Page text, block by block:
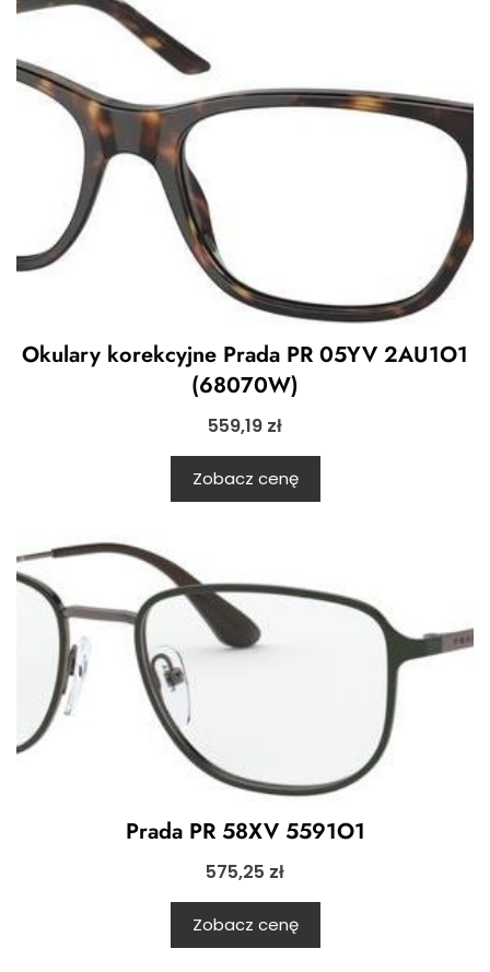
Okulary korekcyjne Prada PR 05YV 2AU1O1
(68070W)
559,19 zł
Zobacz cenę
Prada PR 58XV 5591O1
575,25 zł
Zobacz cenę